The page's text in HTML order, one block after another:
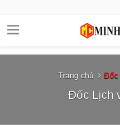
Trang chủ Đốc
Đốc Lịch